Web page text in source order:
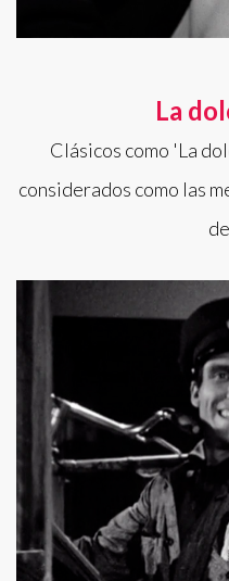
La
Clásicos como 'La
considerados como las